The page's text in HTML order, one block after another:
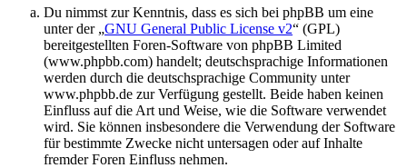
Du nimmst zur Kenntnis, dass es sich bei phpBB um eine
unter der „GNU General Public License v2“ (GPL)
bereitgestellten Foren-Software von phpBB Limited
(www.phpbb.com) handelt; deutschsprachige Informationen
werden durch die deutschsprachige Community unter
www.phpbb.de zur Verfügung gestellt. Beide haben keinen
Einfluss auf die Art und Weise, wie die Software verwendet
wird. Sie können insbesondere die Verwendung der Software
für bestimmte Zwecke nicht untersagen oder auf Inhalte
fremder Foren Einfluss nehmen.